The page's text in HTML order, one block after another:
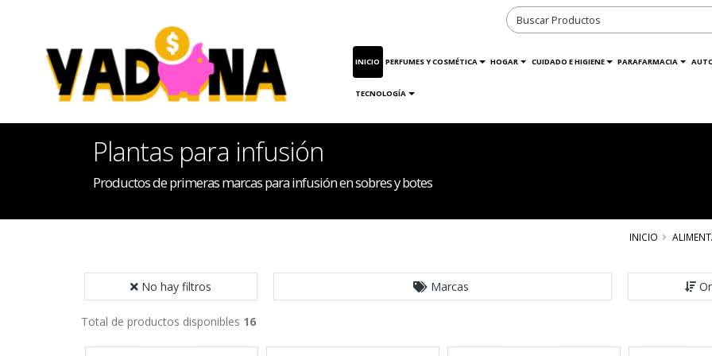
INICIO PERFUMES Y COSMÉTICA HOGAR CUIDADO E HIGIENE PARAFARMACIA
TECNOLOGÍA
Plantas para infusión
Productos de primeras marcas para infusión en sobres y botes
INICIO
No hay filtros Marcas
Total de productos disponibles 16